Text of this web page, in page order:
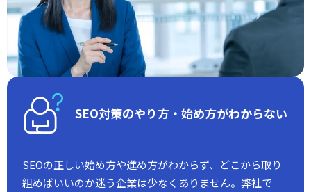
SEO対策のやり方・始め方がわからない
SEOの正しい始め方や進め方がわからず、どこから取り
組めばいいのか迷う企業は少なくありません。弊社で